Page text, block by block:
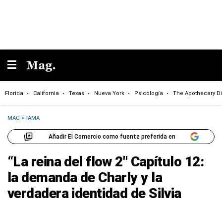
Florida California Texas Nueva York Psicología The Apothecary
MAG >FAMA
Añadir El Comercio como fuente preferida en
“La reina del flow 2″ Capítulo 12:
la demanda de Charly y la
verdadera identidad de Silvia